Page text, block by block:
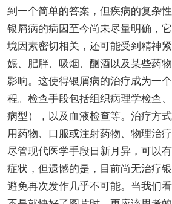
到一个简单的答案，但疾病的复杂性
银屑病的病因至今尚未尽量明确，
境因素密切相关，还可能受到精神
娠、肥胖、吸烟、酗酒以及某些药
影响。这使得银屑病的治疗成为一
程。检查手段包括组织病理学检查
病型），以及血液检查等。治疗方
用药物、口服或注射药物、物理治
尽管现代医学手段日新月异，可以
症状，但遗憾的是，目前尚无治疗
避免再次发作几乎不可能。当我们